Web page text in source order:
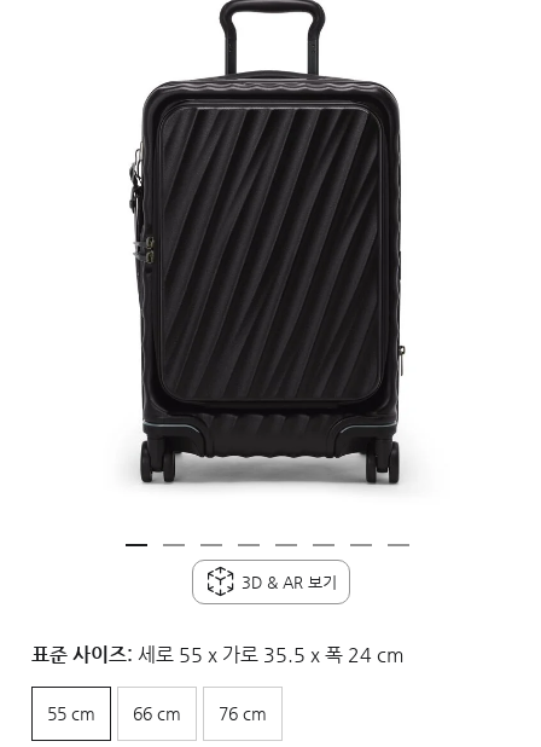
3D & AR 보기
표준 사이즈: 세로 55 x 가로 35.5 x 폭 24 cm
55 cm 66 cm 76 cm